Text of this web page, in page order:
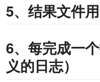
5、结果文件
6、每完成一
义的日志）